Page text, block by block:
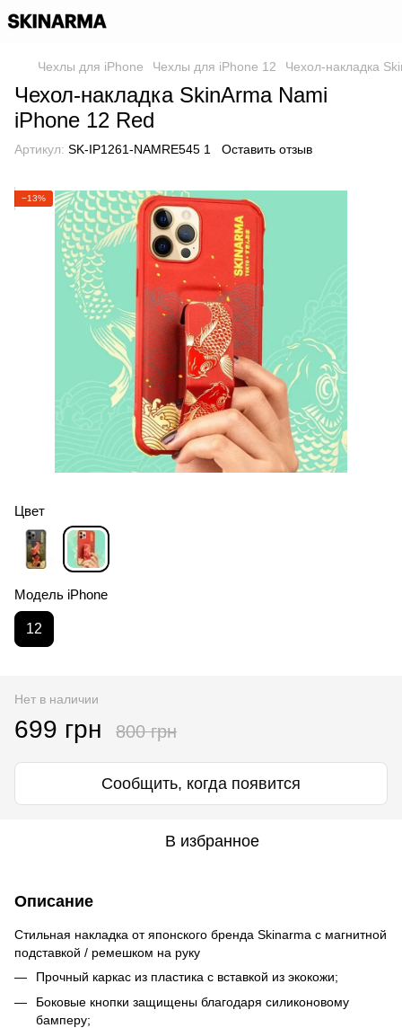
Чехлы для iPhone Чехлы для iPhone 12 Чехол-накладка
Чехол-накладка SkinArma Nami
iPhone 12 Red
Артикул: SK-IP1261-NAMRE545 1 Оставить отзыв
−13%
Цвет
Модель iPhone
12
Нет в наличии
699 грн 800 грн
Сообщить, когда появится
В избранное
Описание
Стильная накладка от японского бренда Skinarma с магнитной
подставкой / ремешком на руку
Прочный каркас из пластика с вставкой из экокожи;
Боковые кнопки защищены благодаря силиконовому
бамперу;